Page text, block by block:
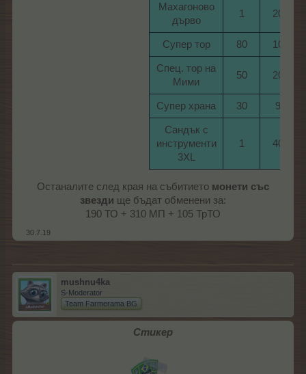
Махагоново
дърво​
1​ 20​
Супер тор​ 80​ 10​
Спец. тор на
Мими​
50​ 20​
Супер храна​ 30​ 9​
Сандък с
инструменти
3XL​
1​ 40​
Останалите след края на събитието монети със
звезди ще бъдат обменени за:
190 ТО + 310 МП + 105 ТрТО​
30.7.19
mushnu4ka
S-Moderator
Team Farmerama BG
Стикер